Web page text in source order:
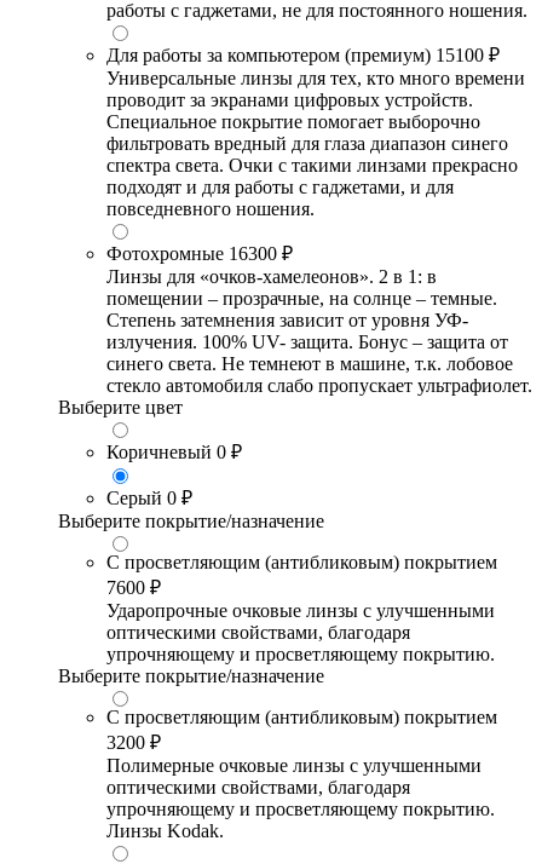
работы с гаджетами, не для постоянного ношения.
Для работы за компьютером (премиум) 15100 ₽
Универсальные линзы для тех, кто много времени
проводит за экранами цифровых устройств.
Специальное покрытие помогает выборочно
фильтровать вредный для глаза диапазон синего
спектра света. Очки с такими линзами прекрасно
подходят и для работы с гаджетами, и для
повседневного ношения.
Фотохромные 16300 ₽
Линзы для «очков-хамелеонов». 2 в 1: в
помещении – прозрачные, на солнце – темные.
Степень затемнения зависит от уровня УФ-
излучения. 100% UV- защита. Бонус – защита от
синего света. Не темнеют в машине, т.к. лобовое
стекло автомобиля слабо пропускает ультрафиолет.
Выберите цвет
Коричневый 0 ₽
Серый 0 ₽
Выберите покрытие/назначение
С просветляющим (антибликовым) покрытием
7600 ₽
Ударопрочные очковые линзы с улучшенными
оптическими свойствами, благодаря
упрочняющему и просветляющему покрытию.
Выберите покрытие/назначение
С просветляющим (антибликовым) покрытием
3200 ₽
Полимерные очковые линзы с улучшенными
оптическими свойствами, благодаря
упрочняющему и просветляющему покрытию.
Линзы Kodak.